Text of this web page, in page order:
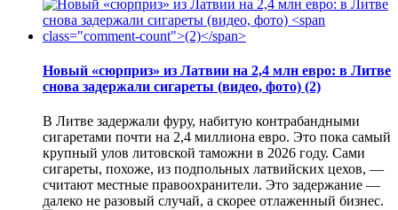
Новый «сюрприз» из Латвии на 2,4 млн евро: в Литве
снова задержали сигареты (видео, фото) (2)
В Литве задержали фуру, набитую контрабандными
сигаретами почти на 2,4 миллиона евро. Это пока самый
крупный улов литовской таможни в 2026 году. Сами
сигареты, похоже, из подпольных латвийских цехов, —
считают местные правоохранители. Это задержание —
далеко не разовый случай, а скорее отлаженный бизнес.